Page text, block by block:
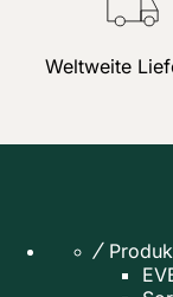
Weltweite